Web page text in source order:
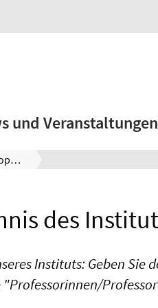
und Veranstaltungen
Prof. Dr. rer. pol. Christoph Bühler
des
Instituts: Geben Sie